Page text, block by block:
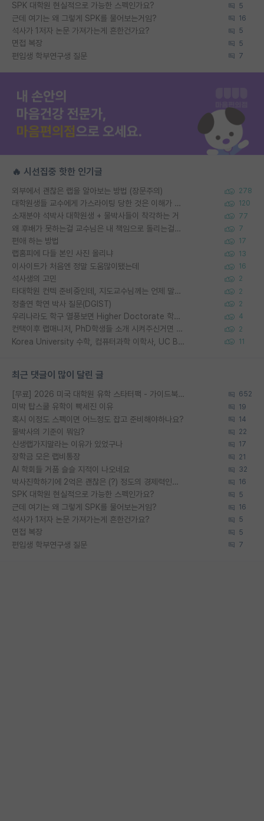
SPK 대학원 현실적으로 가능한 스펙인가요? 5
근데 여기는 왜 그렇게 SPK를 물어보는거임? 16
석사가 1저자 논문 가져가는게 흔한건가요? 5
면접 복장 5
편입생 학부연구생 질문 7
🔥 시선집중 핫한 인기글
외부에서 괜찮은 랩을 알아보는 방법 (장문주의) 278
대학원생들 교수에게 가스라이팅 당한 것은 이해가 갑니다. 안타깝네요. 120
소재분야 석박사 대학원생 + 물박사들이 착각하는 거 77
왜 후배가 못하는걸 교수님은 내 책임으로 돌리는걸까요? 7
편애 하는 방법 17
랩홈피에 다들 본인 사진 올리냐 13
이사이트가 처음엔 정말 도움많이됐는데 16
석사생의 고민 2
타대학원 컨텍 준비중인데, 지도교수님께는 언제 말씀드려야 할까요? 2
정출연 학연 박사 질문(DGIST) 2
우리나라도 학구 열풍보면 Higher Doctorate 학위가 필요하다고 봅니다. 4
컨택이후 랩매니저, PhD학생들 소개 시켜주신거면 거의 컨펌에 가깝나요? 2
Korea University 수학, 컴퓨터과학 이학사, UC Berkeley 산업공학 대학원 공학박사가 되는 것은 쉽지 않겠죠? 11
최근 댓글이 많이 달린 글
[무료] 2026 미국 대학원 유학 스타터팩 - 가이드북 & 합격자 컨택메일 템플릿 652
미박 탑스쿨 유학이 빡세진 이유 19
혹시 이정도 스펙이면 어느정도 잡고 준비해야하나요? 14
물박사의 기준이 뭐임? 22
신생랩가지말라는 이유가 있었구나 17
장학금 모은 랩비통장 21
AI 학회들 거품 슬슬 지적이 나오네요 32
박사진학하기에 2억은 괜찮은 (?) 정도의 경제력인가요 16
SPK 대학원 현실적으로 가능한 스펙인가요? 5
근데 여기는 왜 그렇게 SPK를 물어보는거임? 16
석사가 1저자 논문 가져가는게 흔한건가요? 5
면접 복장 5
편입생 학부연구생 질문 7